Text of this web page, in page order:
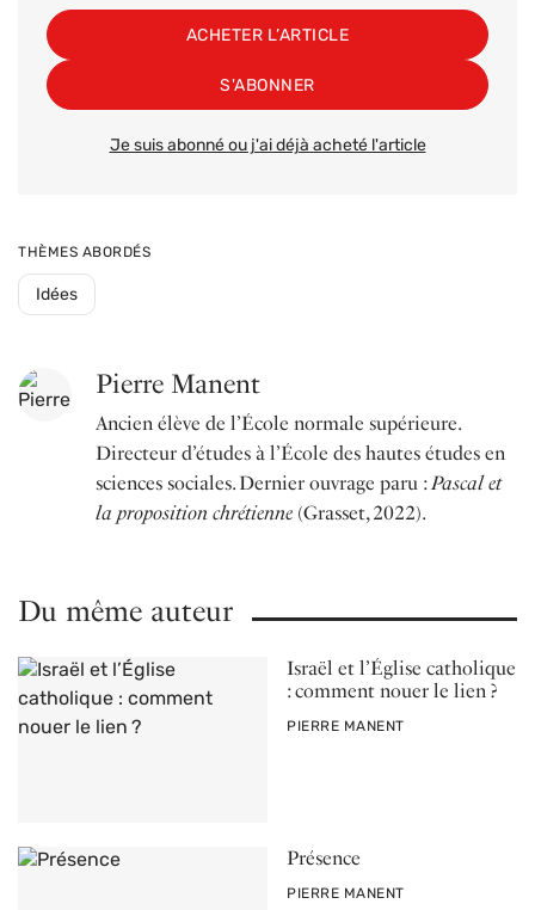
ACHETER L’ARTICLE
S'ABONNER
Je suis abonné ou j'ai déjà acheté l'article
THÈMES ABORDÉS
Idées
Pierre Manent
Ancien élève de l’École normale supérieure.
Directeur d’études à l’École des hautes études en
sciences sociales. Dernier ouvrage paru :Pascal et
la proposition chrétienne (Grasset, 2022).
Du même auteur
Israël et l’Église catholique
: comment nouer le lien ?
PAR
PIERRE MANENT
Présence
PAR
PIERRE MANENT